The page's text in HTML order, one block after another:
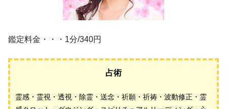
鑑定料金・・・1分/340円
占術
霊感・霊視・透視・除霊・送念・祈願・祈祷・波動修正・霊